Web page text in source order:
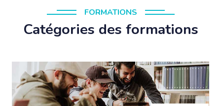
FORMATIONS
Catégories des formations